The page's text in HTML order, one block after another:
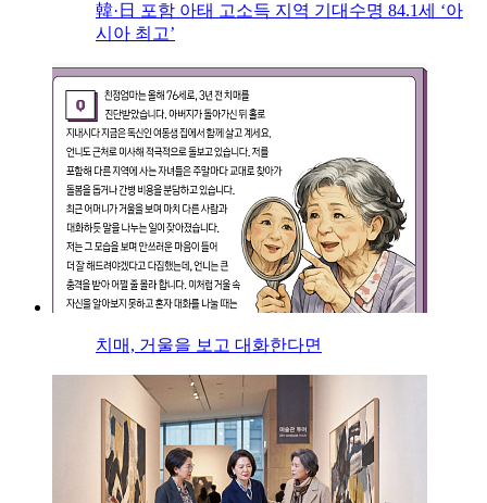
韓·日 포함 아태 고소득 지역 기대수명 84.1세 ‘아
시아 최고’
치매, 거울을 보고 대화한다면